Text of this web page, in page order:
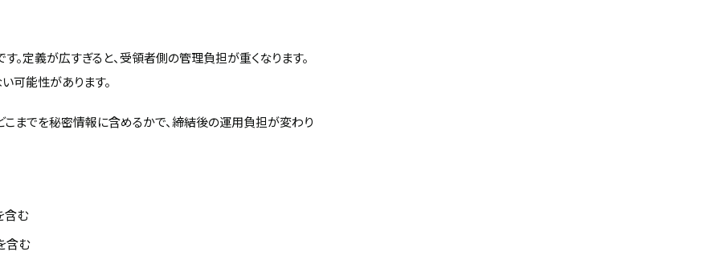
定義が広すぎると、受領者側の管理負担が重くなります。
可能性があります。
こまでを秘密情報に含めるかで、締結後の運用負担が変わり
含む
含む